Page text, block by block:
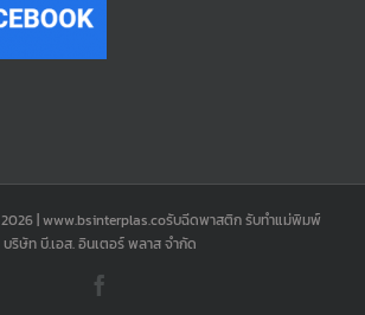
2026 | www.bsinterplas.coรับฉีดพาสติก รับทำแม่พิมพ์
บริษัท บี.เอส. อินเตอร์ พลาส จำกัด